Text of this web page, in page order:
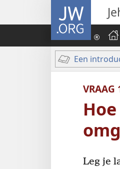
JW.ORG
Een
VRAAG
Leg je